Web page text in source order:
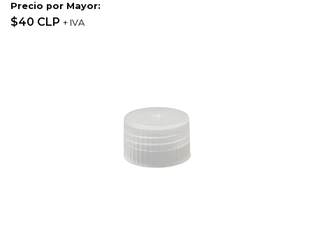
Precio por Mayor:
$40 CLP + IVA